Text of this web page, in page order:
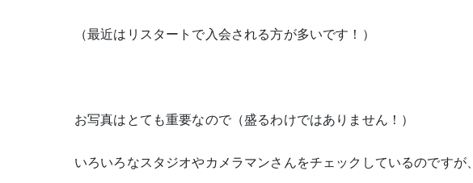
（最近はリスタートで入会される方が多いです！）
お写真はとても重要なので（盛るわけではありません！）
いろいろなスタジオやカメラマンさんをチェックしているのですが、